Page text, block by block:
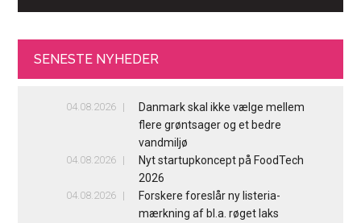
SENESTE NYHEDER
04.08.2026
Danmark skal ikke vælge mellem
flere grøntsager og et bedre
vandmiljø
04.08.2026
Nyt startupkoncept på FoodTech
2026
04.08.2026
Forskere foreslår ny listeria-
mærkning af bl.a. røget laks